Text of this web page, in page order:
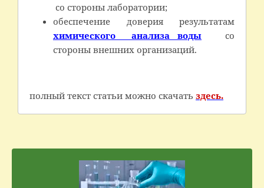
со стороны лаборатории;
обеспечение доверия результатам
химического анализа воды со
стороны внешних организаций.
полный текст статьи можно скачать здесь.